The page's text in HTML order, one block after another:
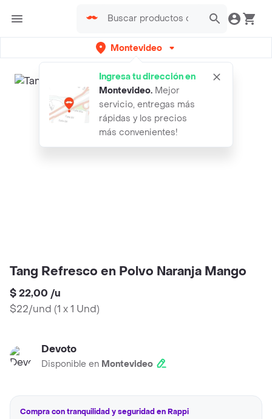
Montevideo
Ingresa tu dirección en
Montevideo. Mejor
servicio, entregas más
rápidas y los precios
más convenientes!
Tang Refresco en Polvo Naranja Mango
$ 22,00 /u
$22/und (1 x 1 Und)
Devoto
Disponible en Montevideo
Compra con tranquilidad y seguridad en Rappi